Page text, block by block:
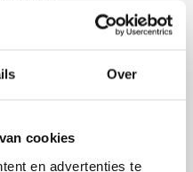
Over
cookies
en advertenties te
voor
na gebruik weer in en
en past
De uitneembare
Hierdoor blijft de
gelegenheid, of